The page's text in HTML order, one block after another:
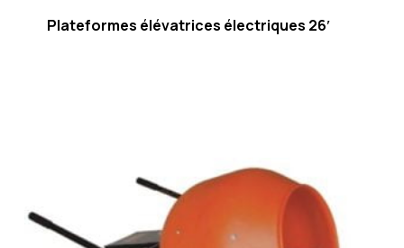
Plateformes élévatrices électriques 26′